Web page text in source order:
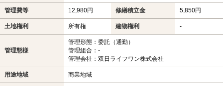
管理費等 12,980円 修繕積立金 5,850円
土地権利 所有権 建物権利 -
管理態様
管理形態：委託（通勤）
管理組合：-
管理会社：双日ライフワン株式会社
用途地域 商業地域